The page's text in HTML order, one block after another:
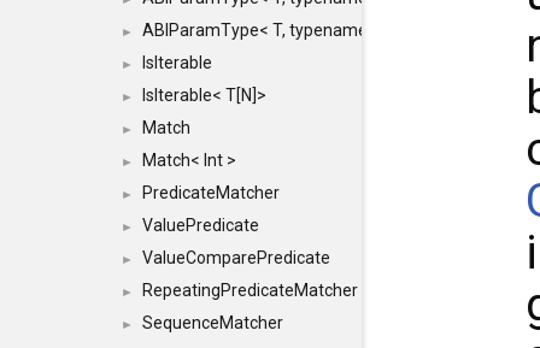
► ABIParamType< T, typename std::enable_if<
► IsIterable
► IsIterable< T[N]>
► Match
► Match< Int >
► PredicateMatcher
► ValuePredicate
► ValueComparePredicate
► RepeatingPredicateMatcher
►
SequenceMatcher